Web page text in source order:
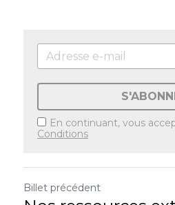
En continuant, vous
Conditions
Billet précédent